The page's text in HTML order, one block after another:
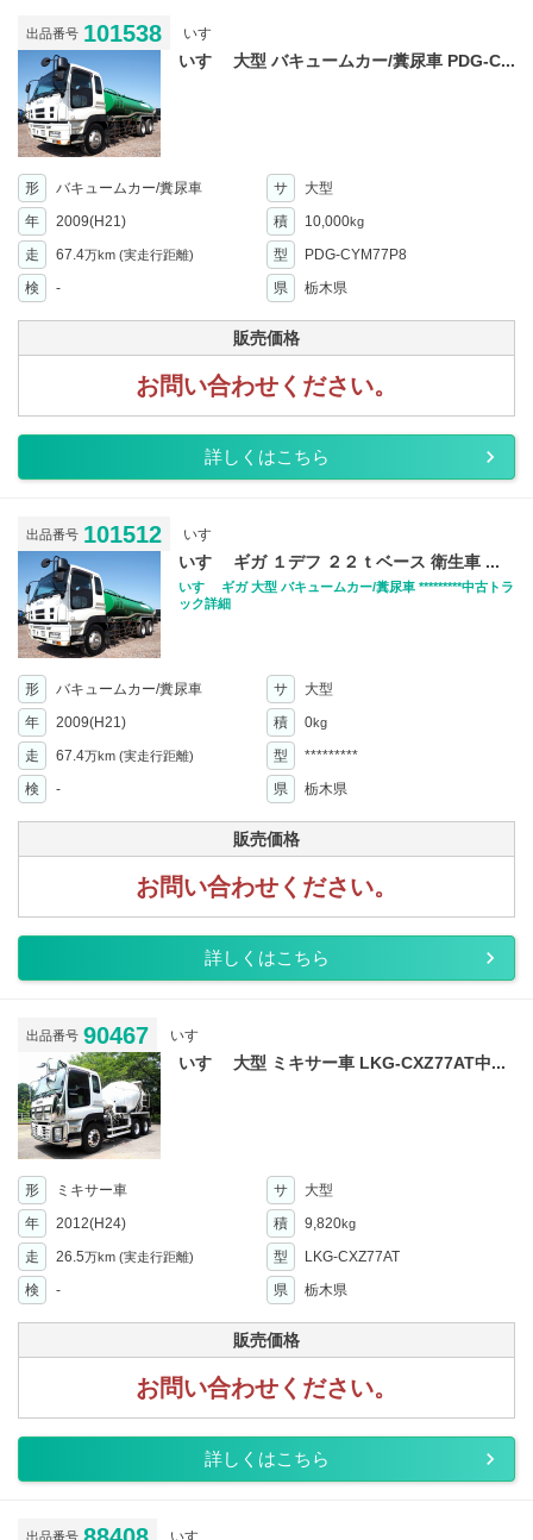
出品番号 101538 いすゞ
いすゞ 大型 バキュームカー/糞尿車 PDG-C...
形 バキュームカー/糞尿車 サ
大型
年
2009(H21) 積 10,000kg
走 67.4万km (実走行距離) 型
PDG-CYM77P8
検
- 県 栃木県
販売価格
お問い合わせください。
詳しくはこちら
出品番号 101512 いすゞ
いすゞ ギガ １デフ ２２ｔベース 衛生車 ...
いすゞ ギガ 大型 バキュームカー/糞尿車 *********中古トラ
ック詳細
形 バキュームカー/糞尿車 サ
大型
年
2009(H21) 積 0kg
走 67.4万km (実走行距離) 型
*********
検
- 県 栃木県
販売価格
お問い合わせください。
詳しくはこちら
出品番号 90467 いすゞ
いすゞ 大型 ミキサー車 LKG-CXZ77AT中...
形 ミキサー車 サ
大型
年
2012(H24) 積 9,820kg
走 26.5万km (実走行距離) 型
LKG-CXZ77AT
検
- 県 栃木県
販売価格
お問い合わせください。
詳しくはこちら
出品番号 いすゞ